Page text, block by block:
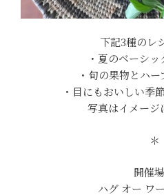
下記3種のレ
・夏のベーシ
・旬の果物とハ
・目にもおいしい季
写真はイメージ
＊
開催
ハグ オー ワ